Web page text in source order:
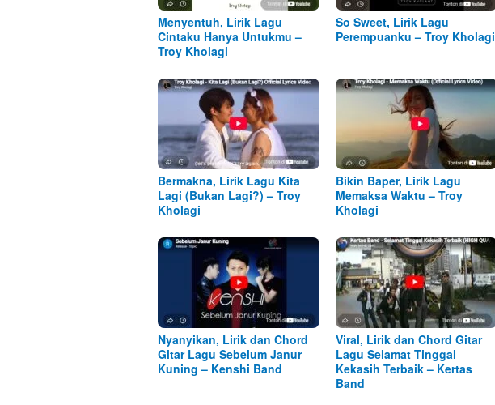
Menyentuh, Lirik Lagu
Cintaku Hanya Untukmu –
Troy Kholagi
So Sweet, Lirik Lagu
Perempuanku – Troy Kholagi
Bermakna, Lirik Lagu Kita
Lagi (Bukan Lagi?) – Troy
Kholagi
Bikin Baper, Lirik Lagu
Memaksa Waktu – Troy
Kholagi
Nyanyikan, Lirik dan Chord
Gitar Lagu Sebelum Janur
Kuning – Kenshi Band
Viral, Lirik dan Chord Gitar
Lagu Selamat Tinggal
Kekasih Terbaik – Kertas
Band